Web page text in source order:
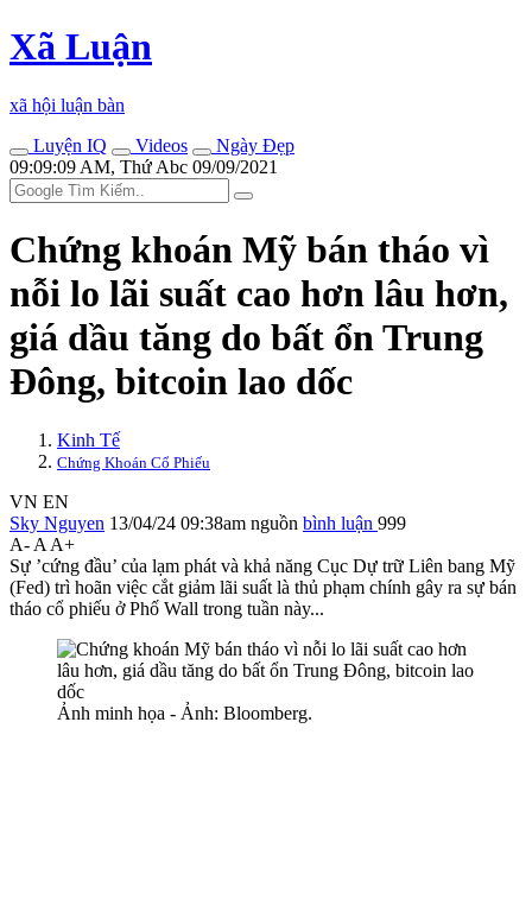
Xã Luận
xã hội luận bàn
Luyện IQ
Videos
Ngày Đẹp
09:09:09 AM, Thứ Abc 09/09/2021
Chứng khoán Mỹ bán tháo vì
nỗi lo lãi suất cao hơn lâu hơn,
giá dầu tăng do bất ổn Trung
Đông, bitcoin lao dốc
Kinh Tế
Chứng Khoán Cổ Phiếu
VN EN
Sky Nguyen 13/04/24 09:38am nguồn bình luận 999
A- A A+
Sự ’cứng đầu’ của lạm phát và khả năng Cục Dự trữ Liên bang Mỹ
(Fed) trì hoãn việc cắt giảm lãi suất là thủ phạm chính gây ra sự bán
tháo cổ phiếu ở Phố Wall trong tuần này...
Ảnh minh họa - Ảnh: Bloomberg.